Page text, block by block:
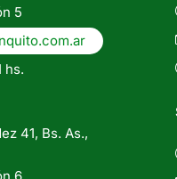
5
hs.
41, Bs. As.,
6